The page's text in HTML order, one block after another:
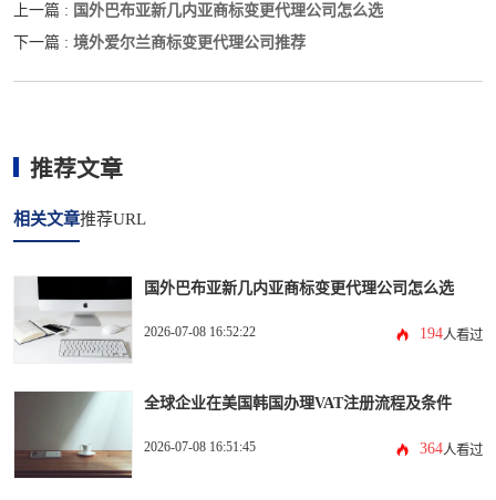
上一篇 : 国外巴布亚新几内亚商标变更代理公司怎么选
下一篇 : 境外爱尔兰商标变更代理公司推荐
推荐文章
相关文章推荐URL
国外巴布亚新几内亚商标变更代理公司怎么选
2026-07-08 16:52:22 194人看过
全球企业在美国韩国办理VAT注册流程及条件
2026-07-08 16:51:45 364人看过